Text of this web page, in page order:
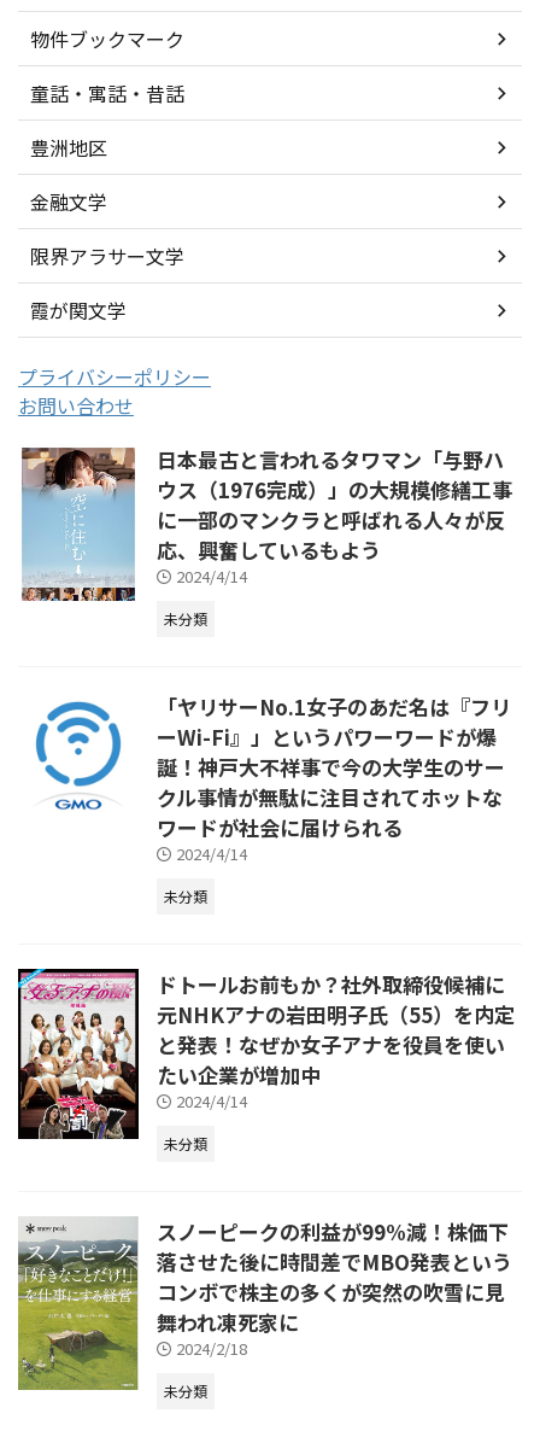
物件ブックマーク
童話・寓話・昔話
豊洲地区
金融文学
限界アラサー文学
霞が関文学
プライバシーポリシー
お問い合わせ
日本最古と言われるタワマン「与野ハ
ウス（1976完成）」の大規模修繕工事
に一部のマンクラと呼ばれる人々が反
応、興奮しているもよう
2024/4/14
未分類
「ヤリサーNo.1女子のあだ名は『フリ
ーWi-Fi』」というパワーワードが爆
誕！神戸大不祥事で今の大学生のサー
クル事情が無駄に注目されてホットな
ワードが社会に届けられる
2024/4/14
未分類
ドトールお前もか？社外取締役候補に
元NHKアナの岩田明子氏（55）を内定
と発表！なぜか女子アナを役員を使い
たい企業が増加中
2024/4/14
未分類
スノーピークの利益が99%減！株価下
落させた後に時間差でMBO発表という
コンボで株主の多くが突然の吹雪に見
舞われ凍死家に
2024/2/18
未分類